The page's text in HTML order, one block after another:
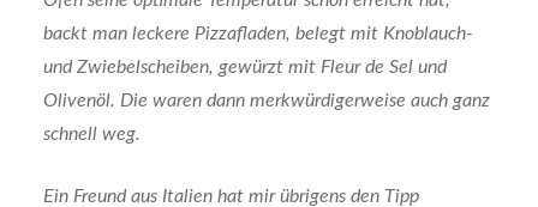
backt man leckere Pizzafladen, belegt mit Knoblauch-
und Zwiebelscheiben, gewürzt mit Fleur de Sel und
Olivenöl. Die waren dann merkwürdigerweise auch ganz
schnell weg.
Ein Freund aus Italien hat mir übrigens den Tipp